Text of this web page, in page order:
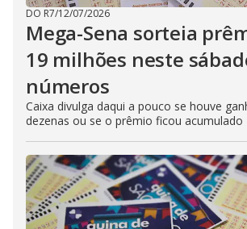
DO R7/12/07/2026
Mega-Sena sorteia
19 milhões neste
números
Caixa divulga daqui a pouco se houve
dezenas ou se o prêmio ficou acumulado